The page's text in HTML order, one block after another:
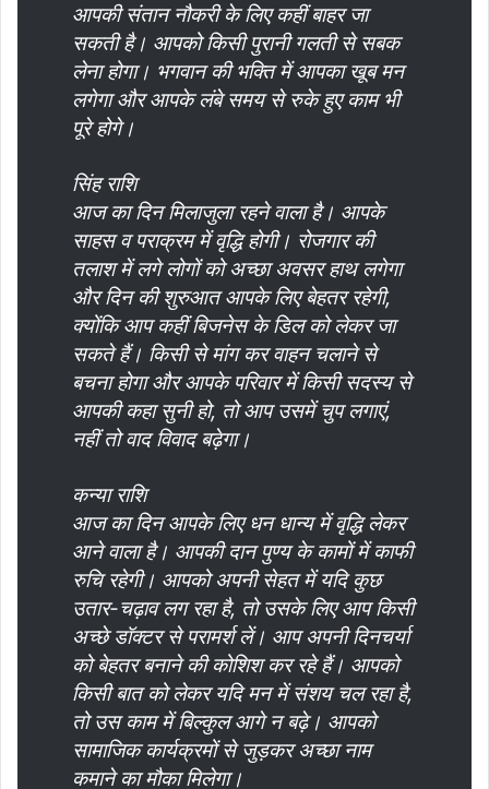
आपकी संतान नौकरी के लिए कहीं बाहर जा
सकती है। आपको किसी पुरानी गलती से सबक
लेना होगा। भगवान की भक्ति में आपका खूब मन
लगेगा और आपके लंबे समय से रुके हुए काम भी
पूरे होगे।
सिंह राशि
आज का दिन मिलाजुला रहने वाला है। आपके
साहस व पराक्रम में वृद्धि होगी। रोजगार की
तलाश में लगे लोगों को अच्छा अवसर हाथ लगेगा
और दिन की शुरुआत आपके लिए बेहतर रहेगी,
क्योंकि आप कहीं बिजनेस के डिल को लेकर जा
सकते हैं। किसी से मांग कर वाहन चलाने से
बचना होगा और आपके परिवार में किसी सदस्य से
आपकी कहा सुनी हो, तो आप उसमें चुप लगाएं,
नहीं तो वाद विवाद बढ़ेगा।
कन्या राशि
आज का दिन आपके लिए धन धान्य में वृद्धि लेकर
आने वाला है। आपकी दान पुण्य के कामों में काफी
रुचि रहेगी। आपको अपनी सेहत में यदि कुछ
उतार-चढ़ाव लग रहा है, तो उसके लिए आप किसी
अच्छे डॉक्टर से परामर्श लें। आप अपनी दिनचर्या
को बेहतर बनाने की कोशिश कर रहे हैं। आपको
किसी बात को लेकर यदि मन में संशय चल रहा है,
तो उस काम में बिल्कुल आगे न बढ़े। आपको
सामाजिक कार्यक्रमों से जुड़कर अच्छा नाम
कमाने का मौका मिलेगा।